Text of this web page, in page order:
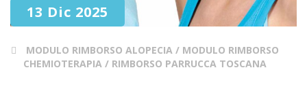
13 Dic 2025
MODULO RIMBORSO ALOPECIA / MODULO RIMBORSO
CHEMIOTERAPIA / RIMBORSO PARRUCCA TOSCANA